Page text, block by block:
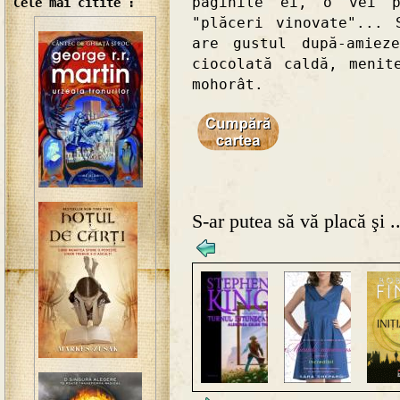
Cele mai citite :
"plăceri vinovate"...
are gustul după-
ciocolată caldă,
mohorât.
S-ar putea să vă placă şi